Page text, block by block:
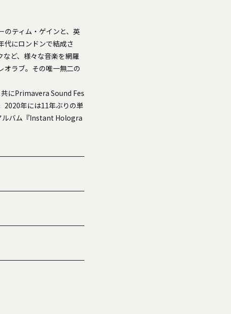
のティム・ゲインと、英
代にロンドンで結成さ
など、様々な音楽を網羅
オラブ。その唯一無二の
にPrimavera Sound Fes
年には11年ぶりの単
ルバム『Instant Hologra